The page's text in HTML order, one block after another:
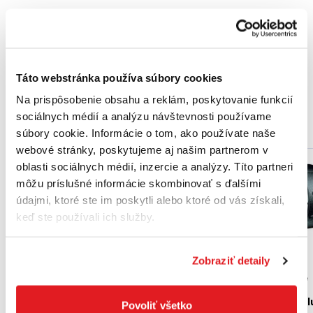
Táto webstránka používa súbory cookies
Na prispôsobenie obsahu a reklám, poskytovanie funkcií
sociálnych médií a analýzu návštevnosti používame
súbory cookie. Informácie o tom, ako používate naše
webové stránky, poskytujeme aj našim partnerom v
oblasti sociálnych médií, inzercie a analýzy. Títo partneri
môžu príslušné informácie skombinovať s ďalšími
údajmi, ktoré ste im poskytli alebo ktoré od vás získali,
keď ste používali ich služby.
Zobraziť detaily
Povoliť všetko
Podobné produkty
Akcia
BOSCH GFA 12-X -
Adaptér FlexiClick -
BOSCH Nástavec pre
reguláciu krútiaceho
momentu pre IXO 4